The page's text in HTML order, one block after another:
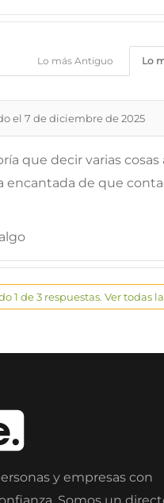
Lo
Lo más Antiguo
el 7 de diciembre de 2025
que decir varias cosas
encantada de que
1 de 3 respuestas. Ver todas
y empresas con